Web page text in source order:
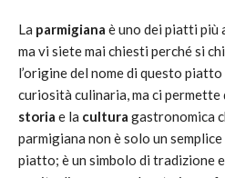
La parmigiana è uno dei piatti più
ma vi siete mai chiesti perché si
l’origine del nome di questo
curiosità culinaria, ma ci permette
storia e la cultura gastronomica
parmigiana non è solo un
piatto; è un simbolo di tradizione e